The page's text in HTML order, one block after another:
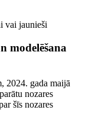
vai jaunieši
modelēšana
2024. gada maijā
nozares
šīs nozares